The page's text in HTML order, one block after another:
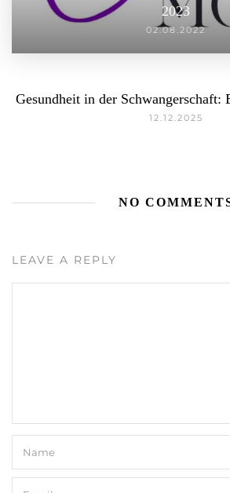
2023
02.08.2022
Gesundheit in der Schwangerschaft:
12.12.2025
NO
LEAVE A REPLY